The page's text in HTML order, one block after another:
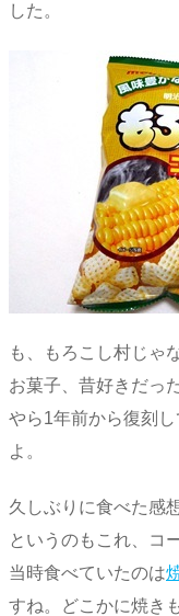
した。
も、もろこし村じゃ
お菓子、昔好きだっ
やら1年前から復刻
よ。
久しぶりに食べた感
というのもこれ、コ
当時食べていたのは
すね。どこかに焼き